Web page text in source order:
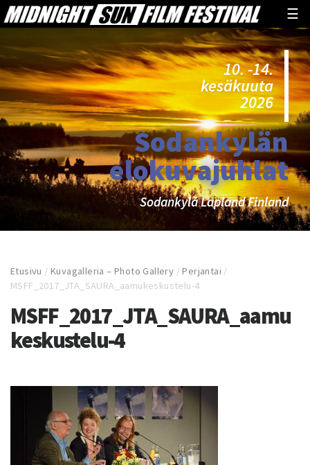
☰
10. -14.
kesäkuuta
2026
Sodankylän
elokuvajuhlat
Sodankylä Lapland Finland
Etusivu /Kuvagalleria – Photo Gallery /Perjantai /
MSFF_2017_JTA_SAURA_aamukeskustelu-4
MSFF_2017_JTA_SAURA_aamu
keskustelu-4